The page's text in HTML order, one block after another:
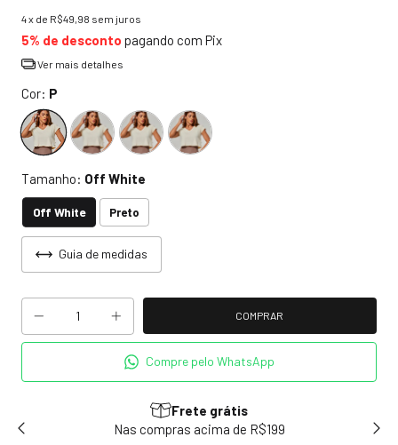
4x de R$49,98 sem juros
5% de desconto pagando com Pix
Ver mais detalhes
Cor: P
Tamanho: Off White
Off White Preto
Guia de medidas
Compre pelo WhatsApp
Frete grátis
Nas compras acima de R$199